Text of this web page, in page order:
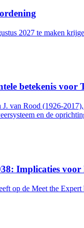
2027 te maken
betekenis voor
van Rood (1926-
en de
Implicaties voor
op de Meet the